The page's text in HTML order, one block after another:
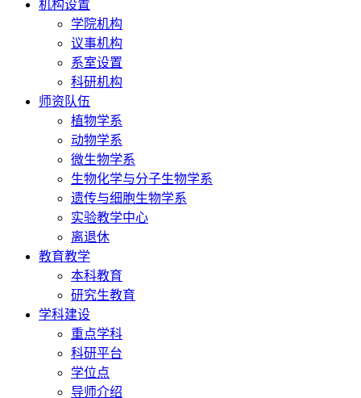
机构设置
学院机构
议事机构
系室设置
科研机构
师资队伍
植物学系
动物学系
微生物学系
生物化学与分子生物学系
遗传与细胞生物学系
实验教学中心
离退休
教育教学
本科教育
研究生教育
学科建设
重点学科
科研平台
学位点
导师介绍